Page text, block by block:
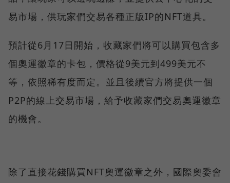
易市場，供玩家們交易各種正版IP的NFT道具。
預計從6月17日開始，收藏家們將可以購買包含多
個奧運徽章的卡包，價格從9美元到499美元不
等，依照稀有度而定。並且後續官方將提供一個
P2P的線上交易市場，給予收藏家們交易奧運徽章
的機會。
除了直接花錢購買NFT奧運徽章之外，國際奧委會